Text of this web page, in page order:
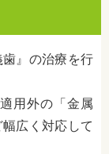
』の治療を行
用外の「金属
広く対応して